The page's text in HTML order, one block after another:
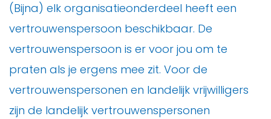
(Bijna) elk organisatieonderdeel heeft een
vertrouwenspersoon beschikbaar. De
vertrouwenspersoon is er voor jou om te
praten als je ergens mee zit. Voor de
vertrouwenspersonen en landelijk vrijwilligers
zijn de landelijk vertrouwenspersonen